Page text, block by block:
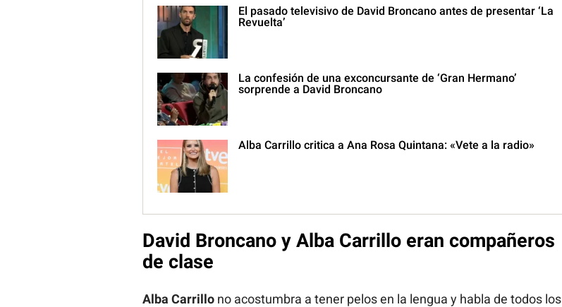
El pasado televisivo de David Broncano antes de presentar ‘La
Revuelta’
La confesión de una exconcursante de ‘Gran Hermano’
sorprende a David Broncano
Alba Carrillo critica a Ana Rosa Quintana: «Vete a la radio»
David Broncano y Alba Carrillo eran compañeros
de clase
Alba Carrillono acostumbra a tener pelos en la lengua y habla de todos los